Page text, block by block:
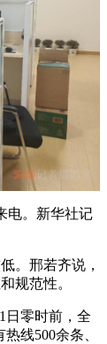
电。新华社记
。邢若齐说，
规范性。
日零时前，全
线500余条、